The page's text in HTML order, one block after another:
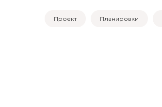
Проект Планировки